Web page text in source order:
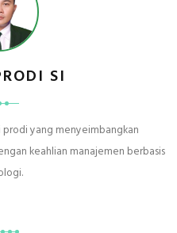
SI
yang menyeimbangkan
keahlian manajemen berbasis